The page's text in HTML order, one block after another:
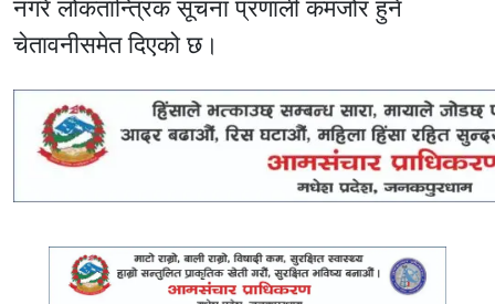
नगरे लोकतान्त्रिक सूचना प्रणाली कमजोर हुने
चेतावनीसमेत दिएको छ।